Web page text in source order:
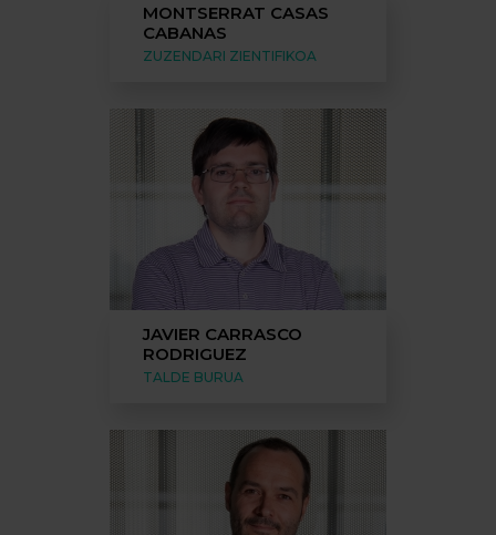
MONTSERRAT CASAS
CABANAS
ZUZENDARI ZIENTIFIKOA
JAVIER CARRASCO
RODRIGUEZ
TALDE BURUA